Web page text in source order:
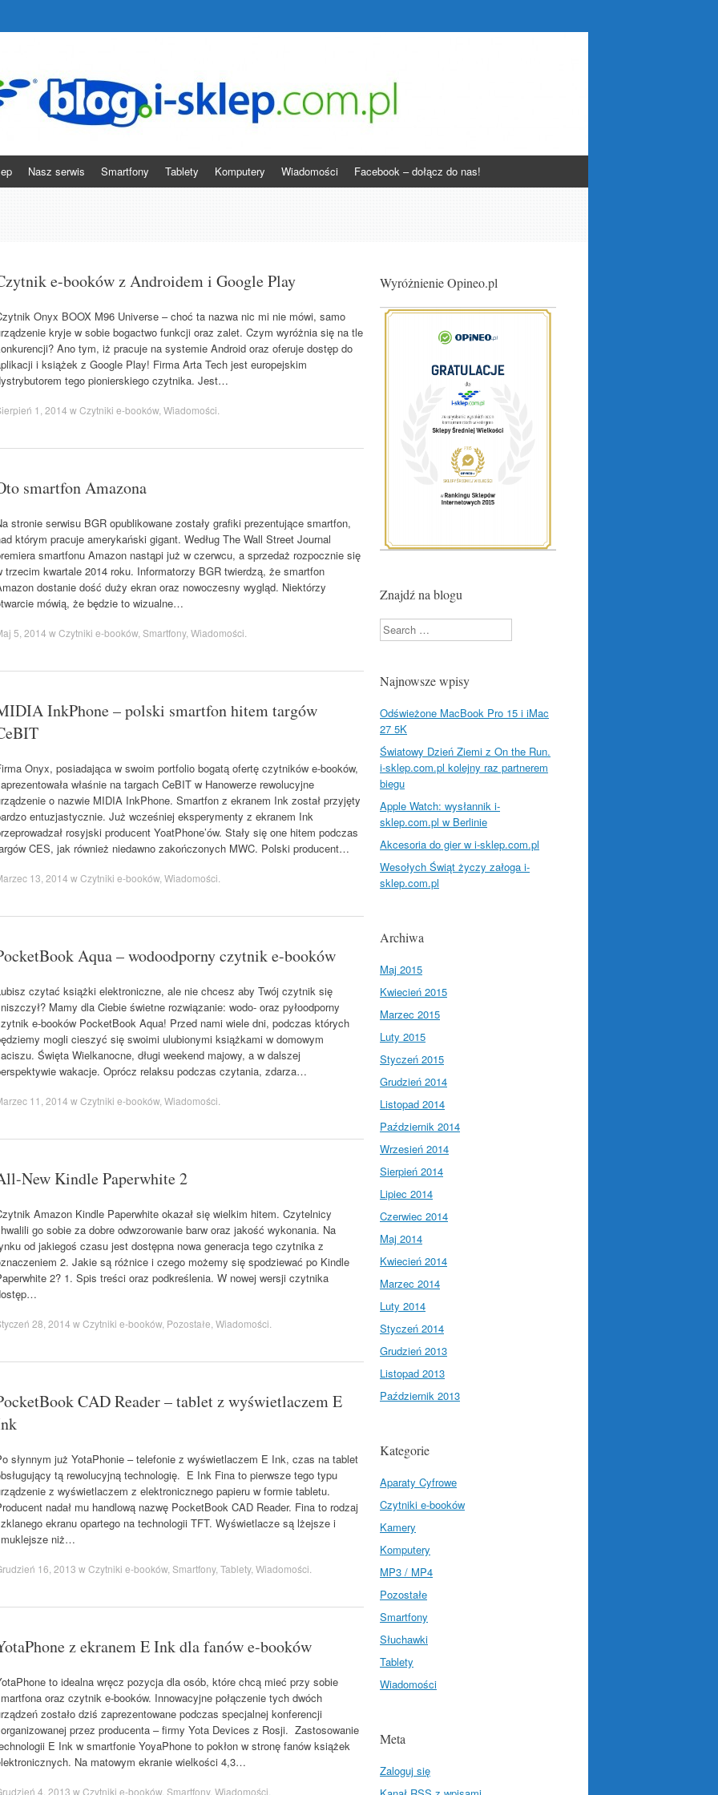
Nasz serwis Smartfony Tablety Komputery Wiadomości Facebook – dołącz do nas!
e-booków z Androidem i Google Play
Onyx BOOX M96 Universe – choć ta nazwa nic mi nie mówi, samo
kryje w sobie bogactwo funkcji oraz zalet. Czym wyróżnia się na tle
Ano tym, iż pracuje na systemie Android oraz oferuje dostęp do
i książek z Google Play! Firma Arta Tech jest europejskim
tego pionierskiego czytnika. Jest…
1, 2014 wCzytniki e-booków, Wiadomości
smartfon Amazona
stronie serwisu BGR opublikowane zostały grafiki prezentujące smartfon,
którym pracuje amerykański gigant. Według The Wall Street Journal
smartfonu Amazon nastąpi już w czerwcu, a sprzedaż rozpocznie się
trzecim kwartale 2014 roku. Informatorzy BGR twierdzą, że smartfon
dostanie dość duży ekran oraz nowoczesny wygląd. Niektórzy
mówią, że będzie to wizualne…
5, 2014 wCzytniki e-booków, Smartfony, Wiadomości
InkPhone – polski smartfon hitem targów
Onyx, posiadająca w swoim portfolio bogatą ofertę czytników e-booków,
właśnie na targach CeBIT w Hanowerze rewolucyjne
o nazwie MIDIA InkPhone. Smartfon z ekranem Ink został przyjęty
entuzjastycznie. Już wcześniej eksperymenty z ekranem Ink
rosyjski producent YoatPhone’ów. Stały się one hitem podczas
CES, jak również niedawno zakończonych MWC. Polski producent…
13, 2014 wCzytniki e-booków, Wiadomości
Aqua – wodoodporny czytnik e-booków
czytać książki elektroniczne, ale nie chcesz aby Twój czytnik się
Mamy dla Ciebie świetne rozwiązanie: wodo- oraz pyłoodporny
e-booków PocketBook Aqua! Przed nami wiele dni, podczas których
mogli cieszyć się swoimi ulubionymi książkami w domowym
Święta Wielkanocne, długi weekend majowy, a w dalszej
wakacje. Oprócz relaksu podczas czytania, zdarza…
11, 2014 wCzytniki e-booków, Wiadomości
New Kindle Paperwhite 2
Amazon Kindle Paperwhite okazał się wielkim hitem. Czytelnicy
go sobie za dobre odwzorowanie barw oraz jakość wykonania. Na
od jakiegoś czasu jest dostępna nowa generacja tego czytnika z
2. Jakie są różnice i czego możemy się spodziewać po Kindle
2? 1. Spis treści oraz podkreślenia. W nowej wersji czytnika
28, 2014 wCzytniki e-booków, Pozostałe Wiadomości
CAD Reader – tablet z wyświetlaczem E
słynnym już YotaPhonie – telefonie z wyświetlaczem E Ink, czas na tablet
tą rewolucyjną technologię. E Ink Fina to pierwsze tego typu
z wyświetlaczem z elektronicznego papieru w formie tabletu.
nadał mu handlową nazwę PocketBook CAD Reader. Fina to rodzaj
ekranu opartego na technologii TFT. Wyświetlacze są lżejsze i
niż…
16, 2013 wCzytniki e-booków, Smartfony, Tablety, Wiadomości
z ekranem E Ink dla fanów e-booków
to idealna wręcz pozycja dla osób, które chcą mieć przy sobie
oraz czytnik e-booków. Innowacyjne połączenie tych dwóch
zostało dziś zaprezentowane podczas specjalnej konferencji
przez producenta – firmy Yota Devices z Rosji. Zastosowanie
E Ink w smartfonie YoyaPhone to pokłon w stronę fanów książek
Na matowym ekranie wielkości 4,3…
4, 2013 wCzytniki e-booków, Smartfony, Wiadomości
Wyróżnienie Opineo.pl
Znajdź na blogu
Search
Najnowsze wpisy
Odświeżone MacBook Pro 15 i iMac
27 5K
Światowy Dzień Ziemi z On the Run.
i-sklep.com.pl kolejny raz partnerem
biegu
Apple Watch: wysłannik i-
sklep.com.pl w Berlinie
Akcesoria do gier w i-sklep.com.pl
Wesołych Świąt życzy załoga i-
sklep.com.pl
Archiwa
Maj 2015
Kwiecień 2015
Marzec 2015
Luty 2015
Styczeń 2015
Grudzień 2014
Listopad 2014
Październik 2014
Wrzesień 2014
Sierpień 2014
Lipiec 2014
Czerwiec 2014
Maj 2014
Kwiecień 2014
Marzec 2014
Luty 2014
Styczeń 2014
Grudzień 2013
Listopad 2013
Październik 2013
Kategorie
Aparaty Cyfrowe
Czytniki e-booków
Kamery
Komputery
MP3 / MP4
Pozostałe
Smartfony
Słuchawki
Tablety
Wiadomości
Meta
Zaloguj się